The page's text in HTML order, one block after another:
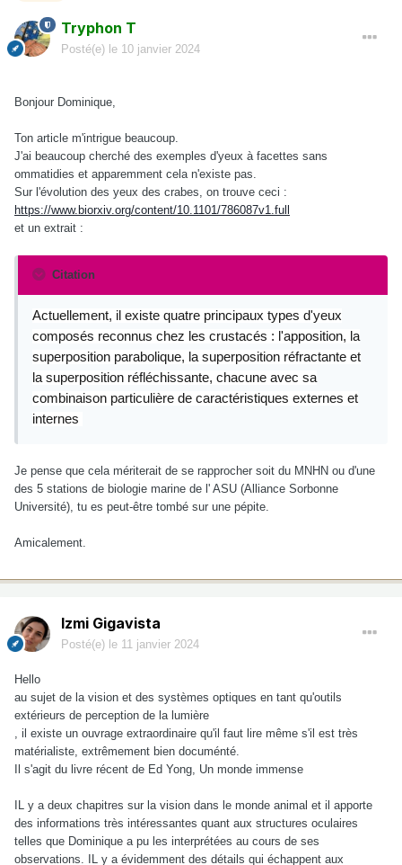
Tryphon T
Posté(e) le 10 janvier 2024
Bonjour Dominique,
Ton article m'intrigue beaucoup.
J'ai beaucoup cherché des exemples d'yeux à facettes sans
ommatidies et apparemment cela n'existe pas.
Sur l'évolution des yeux des crabes, on trouve ceci :
https://www.biorxiv.org/content/10.1101/786087v1.full
et un extrait :
Citation
Actuellement, il existe quatre principaux types d'yeux
composés reconnus chez les crustacés : l'apposition, la
superposition parabolique, la superposition réfractante et
la superposition réfléchissante, chacune avec sa
combinaison particulière de caractéristiques externes et
internes
Je pense que cela mériterait de se rapprocher soit du MNHN ou d'une
des 5 stations de biologie marine de l' ASU (Alliance Sorbonne
Université), tu es peut-être tombé sur une pépite.
Amicalement.
Izmi Gigavista
Posté(e) le 11 janvier 2024
Hello
au sujet de la vision et des systèmes optiques en tant qu'outils
extérieurs de perception de la lumière
, il existe un ouvrage extraordinaire qu'il faut lire même s'il est très
matérialiste, extrêmement bien documénté.
Il s'agit du livre récent de Ed Yong, Un monde immense
IL y a deux chapitres sur la vision dans le monde animal et il apporte
des informations très intéressantes quant aux structures oculaires
telles que Dominique a pu les interprétées au cours de ses
observations. IL y a évidemment des détails qui échappent aux